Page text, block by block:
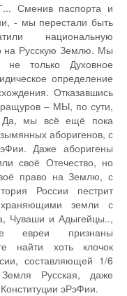
Сменив паспорта и
- мы перестали быть
национальную
на Русскую Землю. Мы
не только Духовное
определение
Отказавшись
– МЫ, по сути,
Да, мы всё ещё пока
аборигенов, с
Даже аборигены
своё Отечество, но
право на Землю, с
России пестрит
земли с
Чуваши и Адыгейцы..,
евреи признаны
найти хоть клочок
составляющей 1/6
Русская, даже
эРэФии.